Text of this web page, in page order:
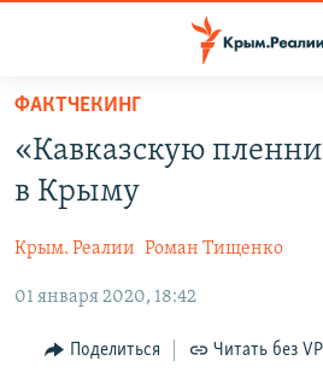
Вернуться
основному
содержанию
Вернутся
навигации
Вернутся
КАРТА ВОЕННЫХ ОБЪЕКТОВ КРЫМА
11 ЛЕТ ОККУПАЦИИ КРЫМА. 11
ВОДА
ИСТОРИЯ
ЕЩЕ
ИНТЕРАКТИВ
РАДІО СВОБОДА
ФАКТЧЕКИНГ
«Кавказскую
в Крыму
Крым. Реалии Роман Тищенко
01 января 2020, 18:42
Поделиться Читать без